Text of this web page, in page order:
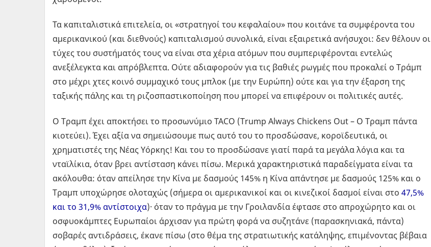
Τα καπιταλιστικά επιτελεία, οι «στρατηγοί του κεφαλαίου» που κοιτάνε τα συμφέροντα του
αμερικανικού (και διεθνούς) καπιταλισμού συνολικά, είναι εξαιρετικά ανήσυχοι: δεν θέλουν οι
τύχες του συστήματός τους να είναι στα χέρια ατόμων που συμπεριφέρονται εντελώς
ανεξέλεγκτα και απρόβλεπτα. Ούτε αδιαφορούν για τις βαθιές ρωγμές που προκαλεί ο Τράμπ
στο μέχρι χτες κοινό συμμαχικό τους μπλοκ (με την Ευρώπη) ούτε και για την έξαρση της
ταξικής πάλης και τη ριζοσπαστικοποίηση που μπορεί να επιφέρουν οι πολιτικές αυτές.
Ο Τραμπ έχει αποκτήσει το προσωνύμιο TACO (Trump Always Chickens Out – Ο Τραμπ πάντα
κιοτεύει). Έχει αξία να σημειώσουμε πως αυτό του το προσδώσανε, κοροϊδευτικά, οι
χρηματιστές της Νέας Υόρκης! Και του το προσδώσανε γιατί παρά τα μεγάλα λόγια και τα
νταϊλίκια, όταν βρει αντίσταση κάνει πίσω. Μερικά χαρακτηριστικά παραδείγματα είναι τα
ακόλουθα: όταν απείλησε την Κίνα με δασμούς 145% η Κίνα απάντησε με δασμούς 125% και ο
Τραμπ υποχώρησε ολοταχώς (σήμερα οι αμερικανικοί και οι κινεζικοί δασμοί είναι στο 47,5%
και το 31,9% αντίστοιχα)· όταν το πράγμα με την Γροιλανδία έφτασε στο απροχώρητο και οι
οσφυοκάμπτες Ευρωπαίοι άρχισαν για πρώτη φορά να συζητάνε (παρασκηνιακά, πάντα)
σοβαρές αντιδράσεις, έκανε πίσω (στο θέμα της στρατιωτικής κατάληψης, επιμένοντας βέβαια